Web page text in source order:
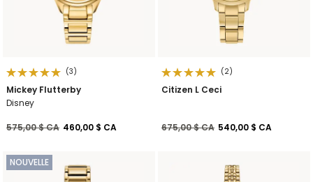
(3)
Mickey Flutterby
Disney
Prix réduit de
575,00 $ CAà460,00 $ CA
(2)
Citizen L Ceci
Prix réduit de
675,00 $ CAà540,00 $ CA
NOUVELLE